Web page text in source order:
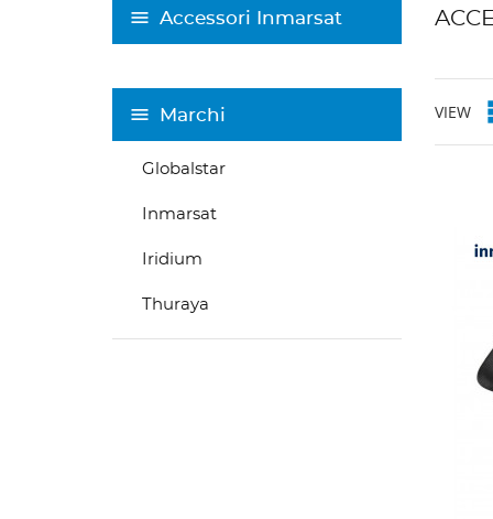
Accessori Inmarsat
Marchi
Globalstar
Inmarsat
Iridium
Thuraya
VIEW